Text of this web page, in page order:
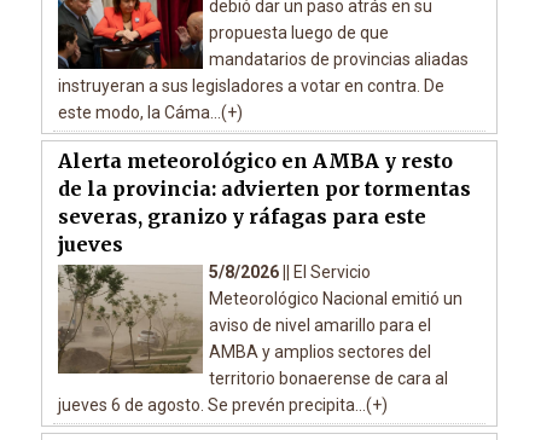
debió dar un paso atrás en su
propuesta luego de que
mandatarios de provincias aliadas
instruyeran a sus legisladores a votar en contra. De
este modo, la Cáma...(+)
Alerta meteorológico en AMBA y resto
de la provincia: advierten por tormentas
severas, granizo y ráfagas para este
jueves
5/8/2026 ||
El Servicio
Meteorológico Nacional emitió un
aviso de nivel amarillo para el
AMBA y amplios sectores del
territorio bonaerense de cara al
jueves 6 de agosto. Se prevén precipita...(+)